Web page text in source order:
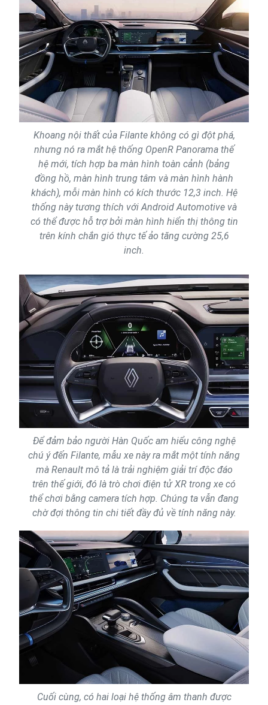
Khoang nội thất của Filante không có gì đột phá,
nhưng nó ra mắt hệ thống OpenR Panorama thế
hệ mới, tích hợp ba màn hình toàn cảnh (bảng
đồng hồ, màn hình trung tâm và màn hình hành
khách), mỗi màn hình có kích thước 12,3 inch. Hệ
thống này tương thích với Android Automotive và
có thể được hỗ trợ bởi màn hình hiển thị thông tin
trên kính chắn gió thực tế ảo tăng cường 25,6
inch.
Để đảm bảo người Hàn Quốc am hiểu công nghệ
chú ý đến Filante, mẫu xe này ra mắt một tính năng
mà Renault mô tả là trải nghiệm giải trí độc đáo
trên thế giới, đó là trò chơi điện tử XR trong xe có
thể chơi bằng camera tích hợp. Chúng ta vẫn đang
chờ đợi thông tin chi tiết đầy đủ về tính năng này.
Cuối cùng, có hai loại hệ thống âm thanh được